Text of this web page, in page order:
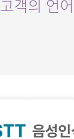
고객의 언어